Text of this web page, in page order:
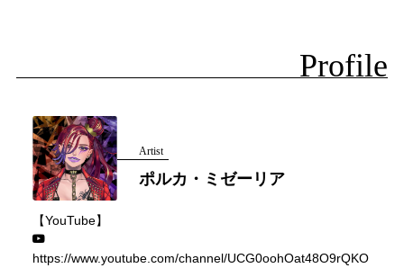
Profile
Artist
ポルカ・ミゼーリア
【YouTube】
https://www.youtube.com/channel/UCG0oohOat48O9rQKO